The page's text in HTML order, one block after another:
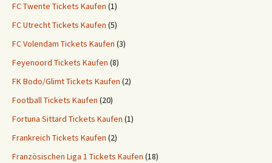
FC Twente Tickets Kaufen (1)
FC Utrecht Tickets Kaufen (5)
FC Volendam Tickets Kaufen (3)
Feyenoord Tickets Kaufen (8)
FK Bodo/Glimt Tickets Kaufen (2)
Football Tickets Kaufen (20)
Fortuna Sittard Tickets Kaufen (1)
Frankreich Tickets Kaufen (2)
Französischen Liga 1 Tickets Kaufen (18)